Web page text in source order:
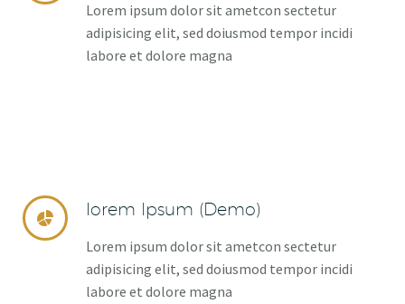
Lorem ipsum dolor sit ametcon sectetur
adipisicing elit, sed doiusmod tempor incidi
labore et dolore magna

 lorem Ipsum (Demo)
Lorem ipsum dolor sit ametcon sectetur
adipisicing elit, sed doiusmod tempor incidi
labore et dolore magna